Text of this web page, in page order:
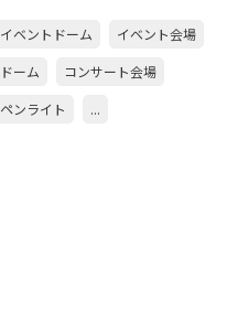
イベントドーム
イベント会場
ドーム
コンサート会場
ペンライト
...